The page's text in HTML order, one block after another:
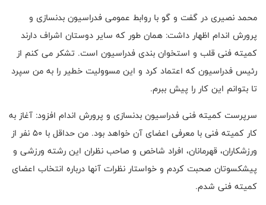
محمد نصیری در گفت و گو با روابط عمومی فدراسیون بدنسازی و
پرورش اندام اظهار داشت: همان طور که سایر دوستان اشراف دارند
کمیته فنی قلب و استخوان بندی فدراسیون است. تشکر می کنم از
رئیس فدراسیون که اعتماد کرد و این مسوولیت خطیر را به من سپرد
تا بتوانم این کار را پیش ببرم.
سرپرست کمیته فنی فدراسیون بدنسازی و پرورش اندام افزود: آغاز به
کار کمیته فنی با معرفی اعضای آن خواهد بود. من حداقل با 50 نفر از
ورزشکاران، قهرمانان، افراد شاخص و صاحب نظران این رشته ورزشی و
پیشکسوتان صحبت کردم و خواستار نظرات آنها درباره انتخاب اعضای
کمیته فنی شدم.